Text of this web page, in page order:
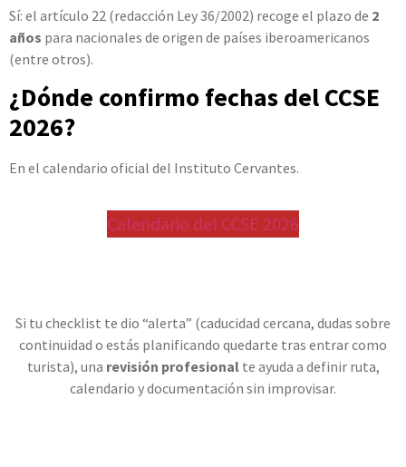
Sí: el artículo 22 (redacción Ley 36/2002) recoge el plazo de 2
años para nacionales de origen de países iberoamericanos
(entre otros).
¿Dónde confirmo fechas del CCSE
2026?
En el calendario oficial del Instituto Cervantes.
Calendario del CCSE 2026
Si tu checklist te dio “alerta” (caducidad cercana, dudas sobre
continuidad o estás planificando quedarte tras entrar como
turista), una revisión profesional te ayuda a definir ruta,
calendario y documentación sin improvisar.